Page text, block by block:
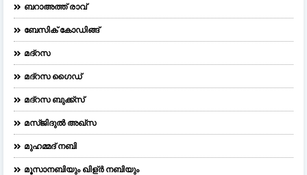
ബറാഅത്ത് രാവ്
ബേസിക് കോഡിങ്ങ്
മദ്റസ
മദ്‌റസ ഗൈഡ്
മദ്റസ ബുക്ക്സ്
മസ്ജിദുല്‍ അഖ്‌സ
മുഹമ്മദ് നബി
മൂസാനബിയും ഖിള്ർ നബിയും